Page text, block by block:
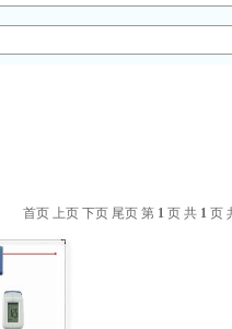
首页 上页 下页 尾页 第 1 页 共 1 页